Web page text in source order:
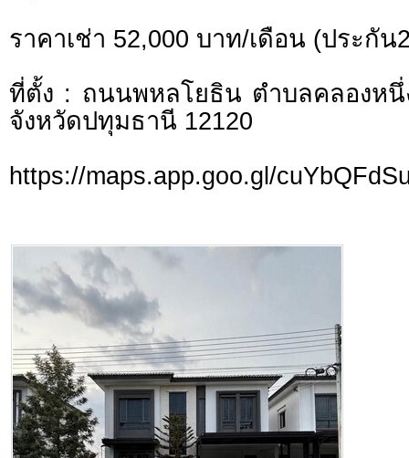
ราคาเช่า 52,000 บาท/เดือน (ประกัน
ที่ตั้ง : ถนนพหลโยธิน ตำบลคลองหนึ่
จังหวัดปทุมธานี 12120
https://maps.app.goo.gl/